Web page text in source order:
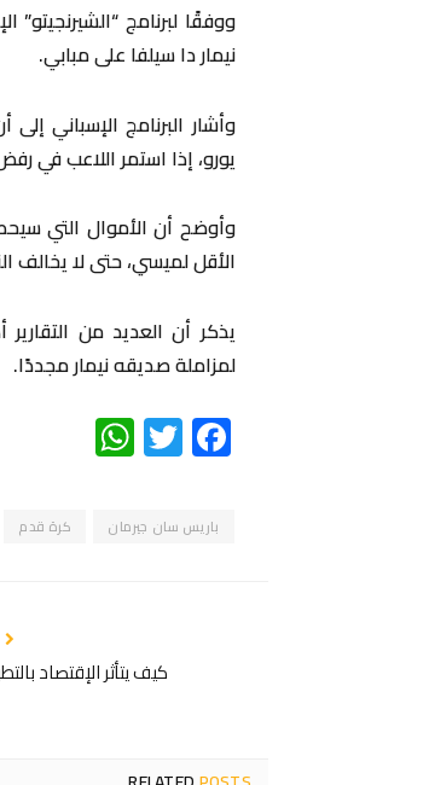
ووفقًا لبرنامج “الشيرنجيتو”
نيمار دا سيلفا على مبابي.
يورو، إذا استمر اللاعب في
وأوضح أن الأموال التي
الأقل لميسي، حتى لا يخالف
يذكر أن العديد من
لمزاملة صديقه نيمار مجددًا.
Facebook
Twitter
باريس سان جيرمان كرة قدم
كيف يتأثر الإقتصاد